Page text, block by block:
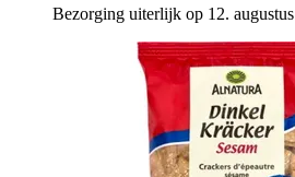
Bezorging uiterlijk op 12. augustus